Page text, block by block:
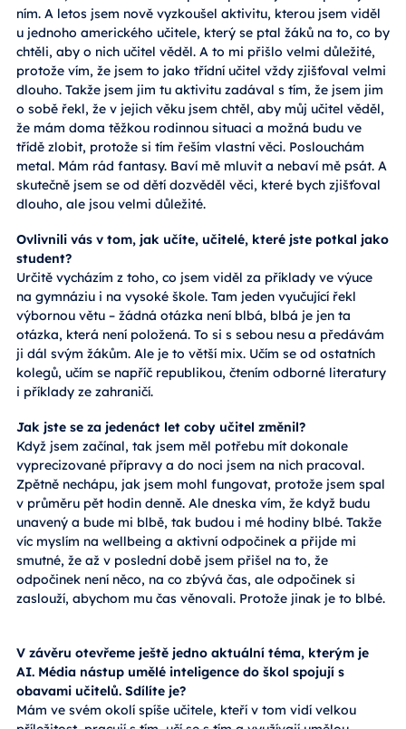
ním. A letos jsem nově vyzkoušel aktivitu, kterou jsem viděl
u jednoho amerického učitele, který se ptal žáků na to, co by
chtěli, aby o nich učitel věděl. A to mi přišlo velmi důležité,
protože vím, že jsem to jako třídní učitel vždy zjišťoval velmi
dlouho. Takže jsem jim tu aktivitu zadával s tím, že jsem jim
o sobě řekl, že v jejich věku jsem chtěl, aby můj učitel věděl,
že mám doma těžkou rodinnou situaci a možná budu ve
třídě zlobit, protože si tím řeším vlastní věci. Poslouchám
metal. Mám rád fantasy. Baví mě mluvit a nebaví mě psát. A
skutečně jsem se od dětí dozvěděl věci, které bych zjišťoval
dlouho, ale jsou velmi důležité.
Ovlivnili vás v tom, jak učíte, učitelé, které jste potkal jako
student?
Určitě vycházím z toho, co jsem viděl za příklady ve výuce
na gymnáziu i na vysoké škole. Tam jeden vyučující řekl
výbornou větu – žádná otázka není blbá, blbá je jen ta
otázka, která není položená. To si s sebou nesu a předávám
ji dál svým žákům. Ale je to větší mix. Učím se od ostatních
kolegů, učím se napříč republikou, čtením odborné literatury
i příklady ze zahraničí.
Jak jste se za jedenáct let coby učitel změnil?
Když jsem začínal, tak jsem měl potřebu mít dokonale
vyprecizované přípravy a do noci jsem na nich pracoval.
Zpětně nechápu, jak jsem mohl fungovat, protože jsem spal
v průměru pět hodin denně. Ale dneska vím, že když budu
unavený a bude mi blbě, tak budou i mé hodiny blbé. Takže
víc myslím na wellbeing a aktivní odpočinek a přijde mi
smutné, že až v poslední době jsem přišel na to, že
odpočinek není něco, na co zbývá čas, ale odpočinek si
zaslouží, abychom mu čas věnovali. Protože jinak je to blbé.
V závěru otevřeme ještě jedno aktuální téma, kterým je
AI. Média nástup umělé inteligence do škol spojují s
obavami učitelů. Sdílíte je?
Mám ve svém okolí spíše učitele, kteří v tom vidí velkou